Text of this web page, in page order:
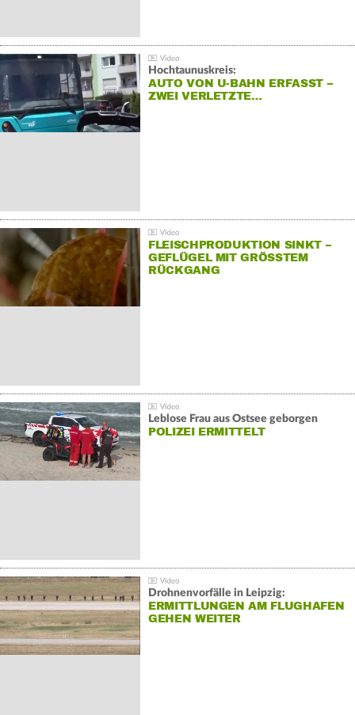
Hochtaunuskreis:
AUTO VON U-BAHN ERFASST –
ZWEI VERLETZTE…
FLEISCHPRODUKTION SINKT –
GEFLÜGEL MIT GRÖSSTEM R
ÜCKGANG
Leblose Frau aus Ostsee geborgen
POLIZEI ERMITTELT
Drohnenvorfälle in Leipzig:
ERMITTLUNGEN AM FLUGHAFEN
GEHEN WEITER